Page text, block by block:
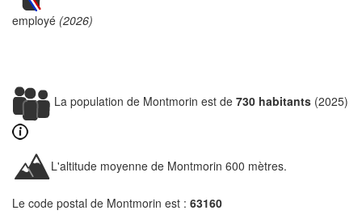
employé (2026)
La population de Montmorin est de 730 habitants (2025)
L'altitude moyenne de Montmorin 600 mètres.
Le code postal de Montmorin est : 63160